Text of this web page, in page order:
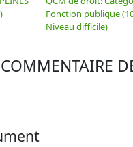
Fonction publique
Niveau difficile)